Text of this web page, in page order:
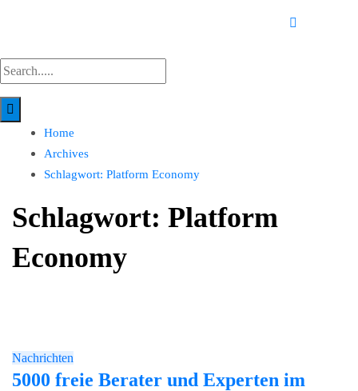
Home
Archives
Schlagwort: Platform Economy
Schlagwort: Platform
Economy
Nachrichten
5000 freie Berater und Experten im